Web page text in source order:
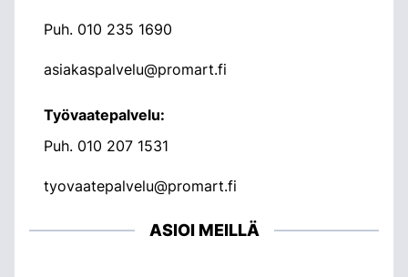
Puh. 010 235 1690
asiakaspalvelu@promart.fi
Työvaatepalvelu:
Puh. 010 207 1531
tyovaatepalvelu@promart.fi
ASIOI MEILLÄ